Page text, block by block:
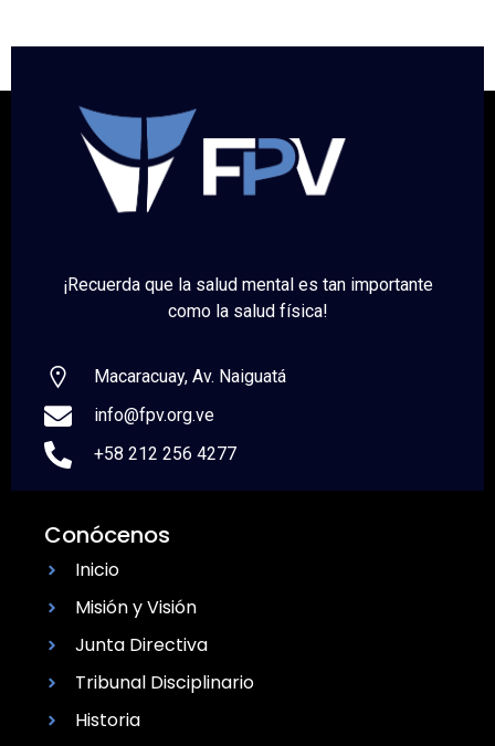
¡Recuerda que la salud mental es tan importante
como la salud física!
Macaracuay, Av. Naiguatá
info@fpv.org.ve
+58 212 256 4277
Conócenos
Inicio
Misión y Visión
Junta Directiva
Tribunal Disciplinario
Historia